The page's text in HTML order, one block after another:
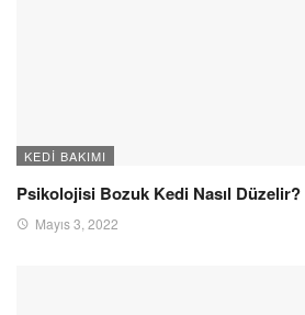
KEDI BAKIMI
Psikolojisi Bozuk Kedi Nasıl Düzelir?
Mayıs 3, 2022